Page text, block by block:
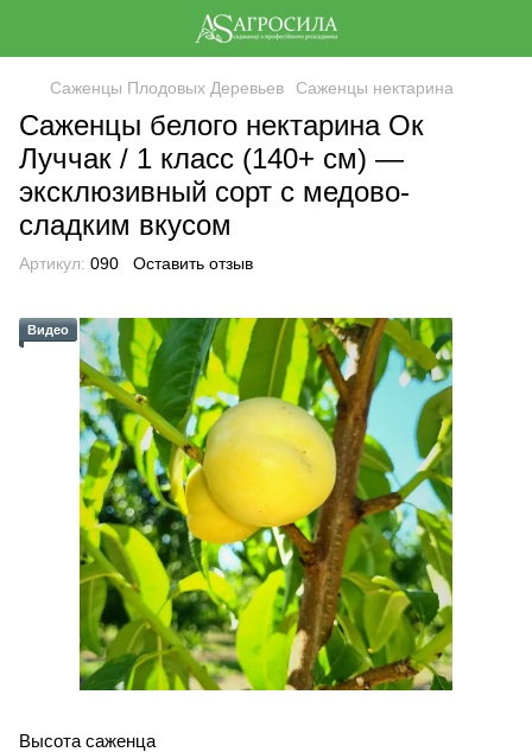
Саженцы Плодовых Деревьев Саженцы нектарина
Саженцы белого нектарина Ок
Луччак / 1 класс (140+ см) —
эксклюзивный сорт с медово-
сладким вкусом
Артикул: 090 Оставить отзыв
Видео
Высота саженца